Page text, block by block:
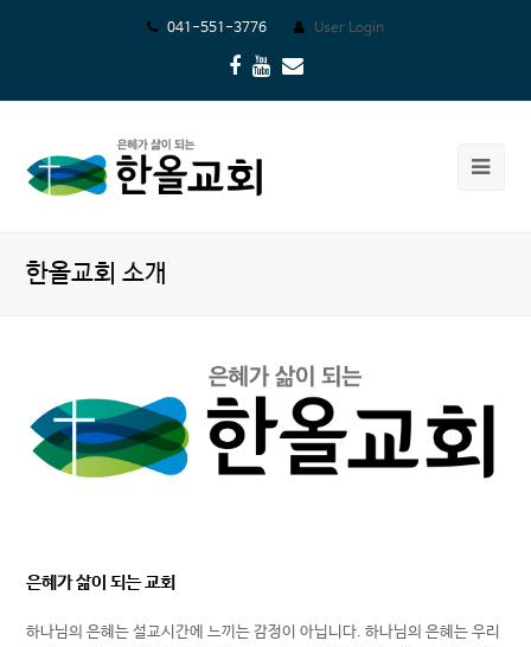
041-551-3776 User Login
Facebook
Youtube
Email
한올교회 소개
은혜가 삶이 되는 교회
하나님의 은혜는 설교시간에 느끼는 감정이 아닙니다. 하나님의 은혜는 우리